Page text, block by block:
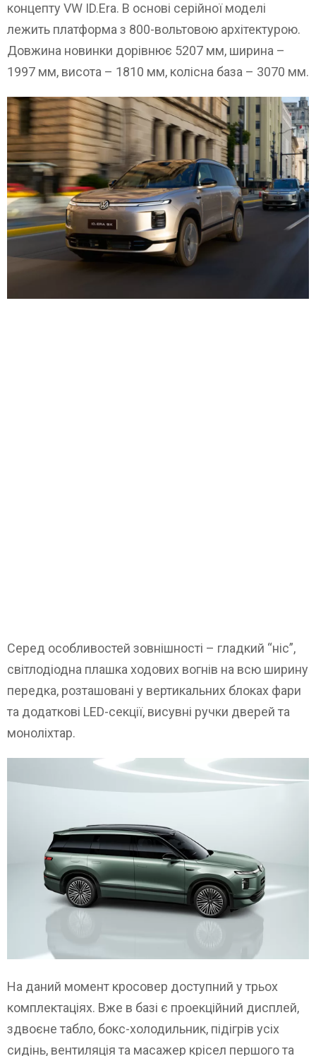
концепту VW ID.Era. В основі серійної моделі
лежить платформа з 800-вольтовою архітектурою.
Довжина новинки дорівнює 5207 мм, ширина –
1997 мм, висота – 1810 мм, колісна база – 3070 мм.
Серед особливостей зовнішності – гладкий “ніс”,
світлодіодна плашка ходових вогнів на всю ширину
передка, розташовані у вертикальних блоках фари
та додаткові LED-секції, висувні ручки дверей та
моноліхтар.
На даний момент кросовер доступний у трьох
комплектаціях. Вже в базі є проекційний дисплей,
здвоєне табло, бокс-холодильник, підігрів усіх
сидінь, вентиляція та масажер крісел першого та